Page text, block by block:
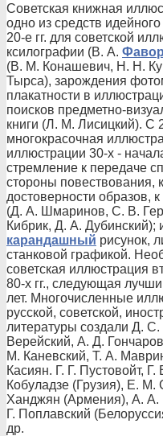
Советская книжная
одно из средств
20-е гг. для советской
ксилографии (В. А.
(В. М. Конашевич, Н. Н.
Тырса), зарождения
плакатности в
поисков предметно-
книги (Л. М. Лисицкий). С
многокрасочная
иллюстрации 30-х -
стремление к передаче
стороны повествования, к
достоверности образов,
(Д. А. Шмаринов, С. В.
Кибрик, Д. А. Дубинский);
карандашный рисунок,
станковой графикой.
советская иллюстрация
80-х гг., следующая
лет. Многочисленные
русской, советской,
литературы создали Д.
Верейский, А. Д.
М. Каневский, Т. А.
Касиян. Г. Г. Пустовойт,
Кобуладзе (Грузия), Е. М.
Ханджян (Армения), А. А.
Г. Поплавский
др.